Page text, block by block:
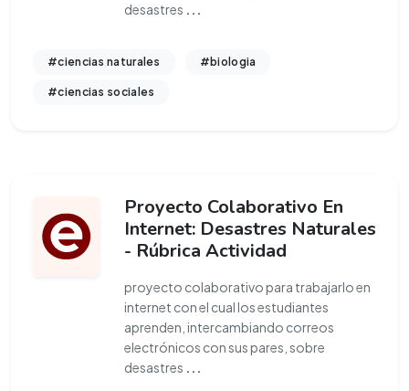
desastres ...
#ciencias naturales #biologia
#ciencias sociales
Proyecto Colaborativo En
Internet: Desastres Naturales
- Rúbrica Actividad
proyecto colaborativo para trabajarlo en
internet con el cual los estudiantes
aprenden, intercambiando correos
electrónicos con sus pares, sobre
desastres ...